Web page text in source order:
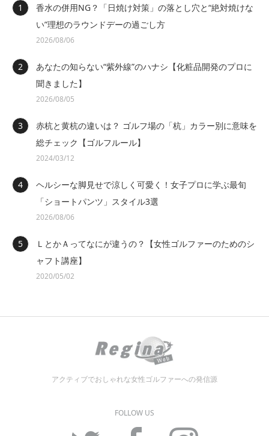
香水の併用NG？「日焼け対策」の落とし穴と“絶対焼けな
い”理想のラウンドデーの過ごし方
2026/08/06
あなたの知らない“紫外線”のハナシ【化粧品開発のプロに
聞きました】
2026/08/05
赤杭と黄杭の違いは？ ゴルフ場の「杭」カラー別に意味を
総チェック【ゴルフルール】
2024/03/12
ヘルシーな脚見せで涼しく可愛く！女子プロに学ぶ最旬
「ショートパンツ」スタイル3選
2026/08/06
ＬとかＡってなにが違うの？【女性ゴルファーのためのシ
ャフト講座】
2020/05/02
アクティブでおしゃれな女性ゴルファーへの発信源
FOLLOW US